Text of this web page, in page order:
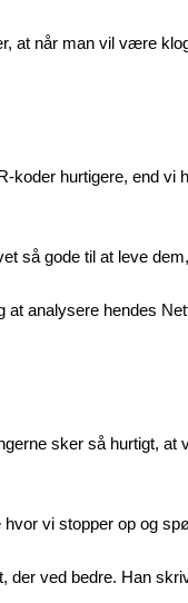
at når man vil være
hurtigere, end vi
så gode til at leve
analysere hendes
sker så hurtigt,
vi stopper op og
ved bedre. Han